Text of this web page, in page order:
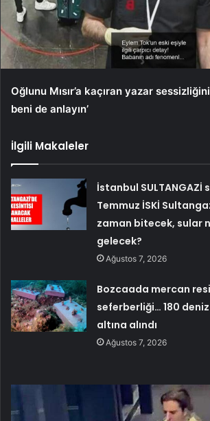
Oğlunu Mısır’a kaçıran yazar
beni de anlayın’
İlgili Makaleler
İstanbul SULTANGAZİ
Temmuz İSKİ
zaman bitecek, sular
gelecek?
Ağustos 7, 2026
Bozcaada mercan
seferberliği… 180 deniz
altına alındı
Ağustos 7, 2026